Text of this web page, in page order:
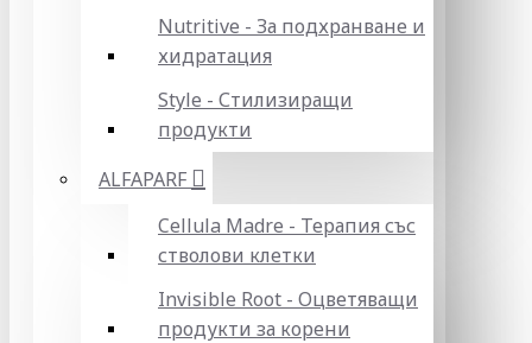
Nutritive - За подхранване и
хидратация
Style - Стилизиращи
продукти
ALFAPARF
Cellula Madre - Терапия със
стволови клетки
Invisible Root - Оцветяващи
продукти за корени